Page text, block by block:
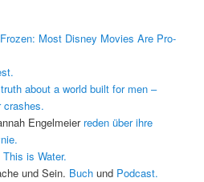
Most Disney Movies Are Pro-
about a world built for men –
Engelmeier reden über ihre
This is Water.
und Sein. Buchund Podcast.